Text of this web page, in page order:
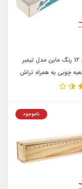
مدادرنگی 12 رنگ ماین مدل تیمبر
ناموجود